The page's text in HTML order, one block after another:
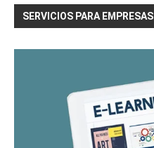
SERVICIOS PARA EMPRESAS